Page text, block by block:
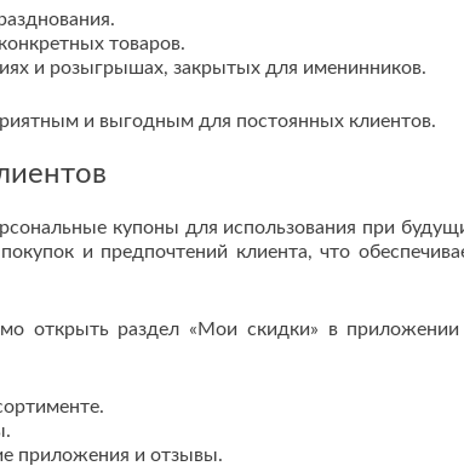
товаров.
и розыгрышах, закрытых для именинников.
и выгодным для постоянных клиентов.
купоны для использования при
и предпочтений клиента, что
открыть раздел «Мои скидки» в
приложения и отзывы.